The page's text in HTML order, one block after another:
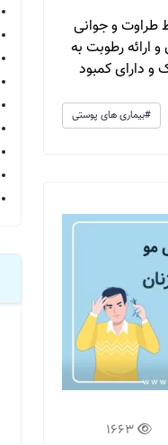
طراوت و جوانی
ارائه رطوبت به
کمبود
#بیماری های پوستی
1663